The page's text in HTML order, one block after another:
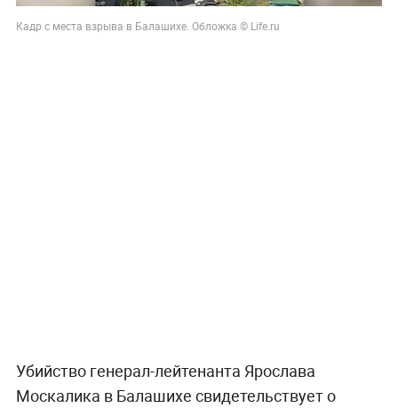
Кадр с места взрыва в Балашихе. Обложка © Life.ru
Убийство генерал-лейтенанта Ярослава
Москалика в Балашихе свидетельствует о